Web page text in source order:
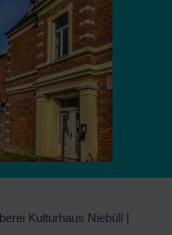
Kulturhaus Niebüll |